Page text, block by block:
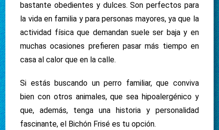
bastante obedientes y dulces. Son perfectos para
la vida en familia y para personas mayores, ya que la
actividad física que demandan suele ser baja y en
muchas ocasiones prefieren pasar más tiempo en
casa al calor que en la calle.
Si estás buscando un perro familiar, que conviva
bien con otros animales, que sea hipoalergénico y
que, además, tenga una historia y personalidad
fascinante, el Bichón Frisé es tu opción.